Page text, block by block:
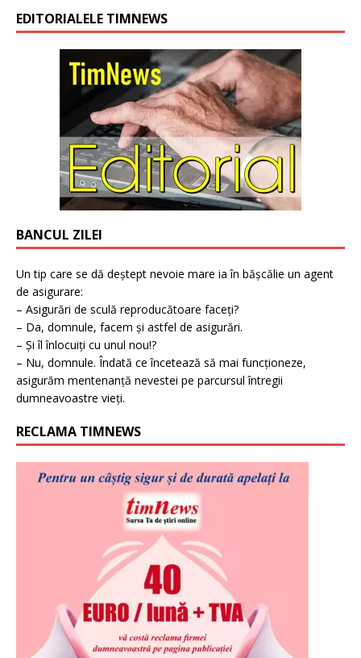
EDITORIALELE TIMNEWS
BANCUL ZILEI
Un tip care se dă deștept nevoie mare ia în bășcălie un agent
de asigurare:
– Asigurări de sculă reproducătoare faceți?
– Da, domnule, facem și astfel de asigurări.
– Și îl înlocuiți cu unul nou!?
– Nu, domnule. Îndată ce încetează să mai funcționeze,
asigurăm mentenanță nevestei pe parcursul întregii
dumneavoastre vieți.
RECLAMA TIMNEWS